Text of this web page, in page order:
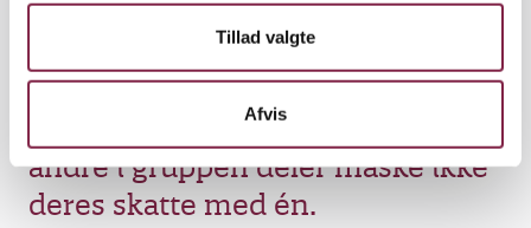
Tillad valgte
Afvis
Hvis man taler grimt eller råber ad
andre, er det ikke sikkert, at man
får en mission af sheriffen. Og de
andre i gruppen deler måske ikke
deres skatte med én.